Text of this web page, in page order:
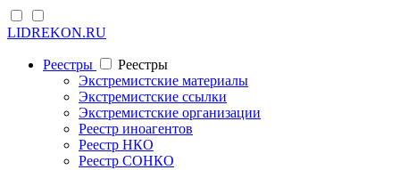
LIDREKON.RU
Реестры
Реестры
Экстремистские материалы
Экстремистские ссылки
Экстремистские организации
Реестр иноагентов
Реестр НКО
Реестр СОНКО